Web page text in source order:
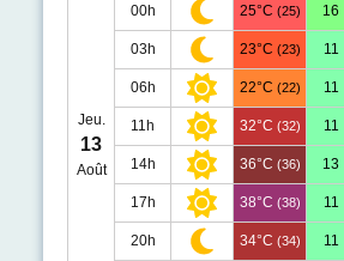
Jeu.
13
Août
00h 25°C (25) 16
03h 23°C (23) 11
06h 22°C (22) 11
11h 32°C (32) 11
14h 36°C (36) 13
17h 38°C (38) 11
20h 34°C (34) 11